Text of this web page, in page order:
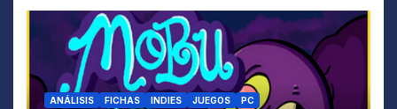
ANÁLISIS FICHAS INDIES JUEGOS PC